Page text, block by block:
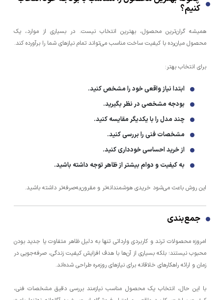
کنیم؟
همیشه گران‌ترین محصول، بهترین انتخاب نیست. در بسیاری از موارد، یک
محصول میان‌رده با کیفیت ساخت مناسب می‌تواند تمام نیازهای شما را برآورده کند.
برای انتخاب بهتر:
ابتدا نیاز واقعی خود را مشخص کنید.
بودجه مشخصی در نظر بگیرید.
چند مدل را با یکدیگر مقایسه کنید.
مشخصات فنی را بررسی کنید.
از خرید احساسی خودداری کنید.
به کیفیت و دوام بیشتر از ظاهر توجه داشته باشید.
این روش باعث می‌شود خریدی هوشمندانه‌تر و مقرون‌به‌صرفه‌تر داشته باشید.
جمع‌بندی
امروزه محصولات ترند و کاربردی وارداتی تنها به دلیل ظاهر متفاوت یا جدید بودن
محبوب نیستند؛ بلکه بسیاری از آن‌ها با هدف افزایش کیفیت زندگی، صرفه‌جویی در
زمان و ارائه راهکارهای خلاقانه برای نیازهای روزمره طراحی شده‌اند.
با این حال، انتخاب یک محصول مناسب نیازمند بررسی دقیق مشخصات فنی،